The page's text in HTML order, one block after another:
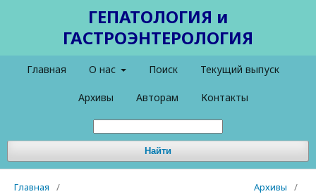
ГЕПАТОЛОГИЯ и
ГАСТРОЭНТЕРОЛОГИЯ
Главная О нас Поиск Текущий выпуск
Архивы Авторам Контакты
Найти
Главная / Архивы
/